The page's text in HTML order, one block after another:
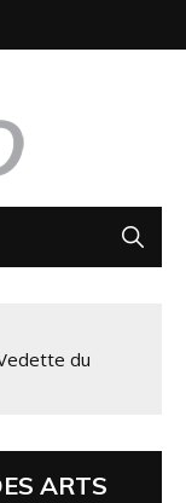
du
ARTS